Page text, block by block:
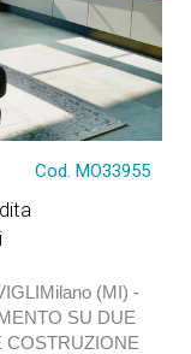
Cod. MO33955
(MI) -
SU DUE
COSTRUZIONE